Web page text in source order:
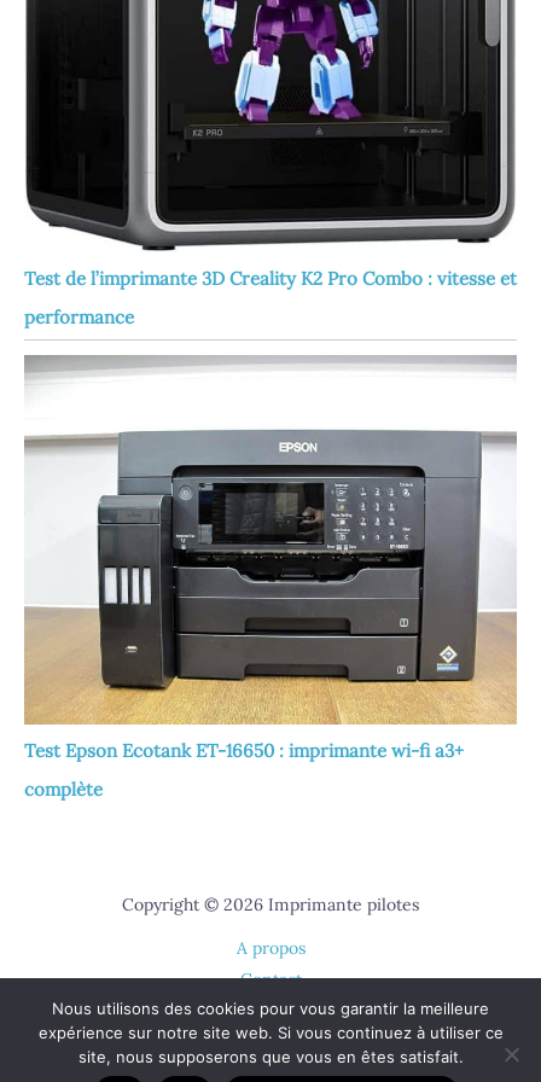
Test de l’imprimante 3D Creality K2 Pro Combo : vitesse et
performance
Test Epson Ecotank ET-16650 : imprimante wi-fi a3+
complète
Copyright © 2026 Imprimante pilotes
A propos
Contact
Plan du site
Mentions légales
Politique de confidentialité
Nous utilisons des cookies pour vous garantir la meilleure
expérience sur notre site web. Si vous continuez à utiliser ce
site, nous supposerons que vous en êtes satisfait.